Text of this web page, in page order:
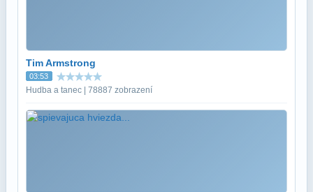
Tim Armstrong
03:53
Hudba a tanec | 78887 zobrazení